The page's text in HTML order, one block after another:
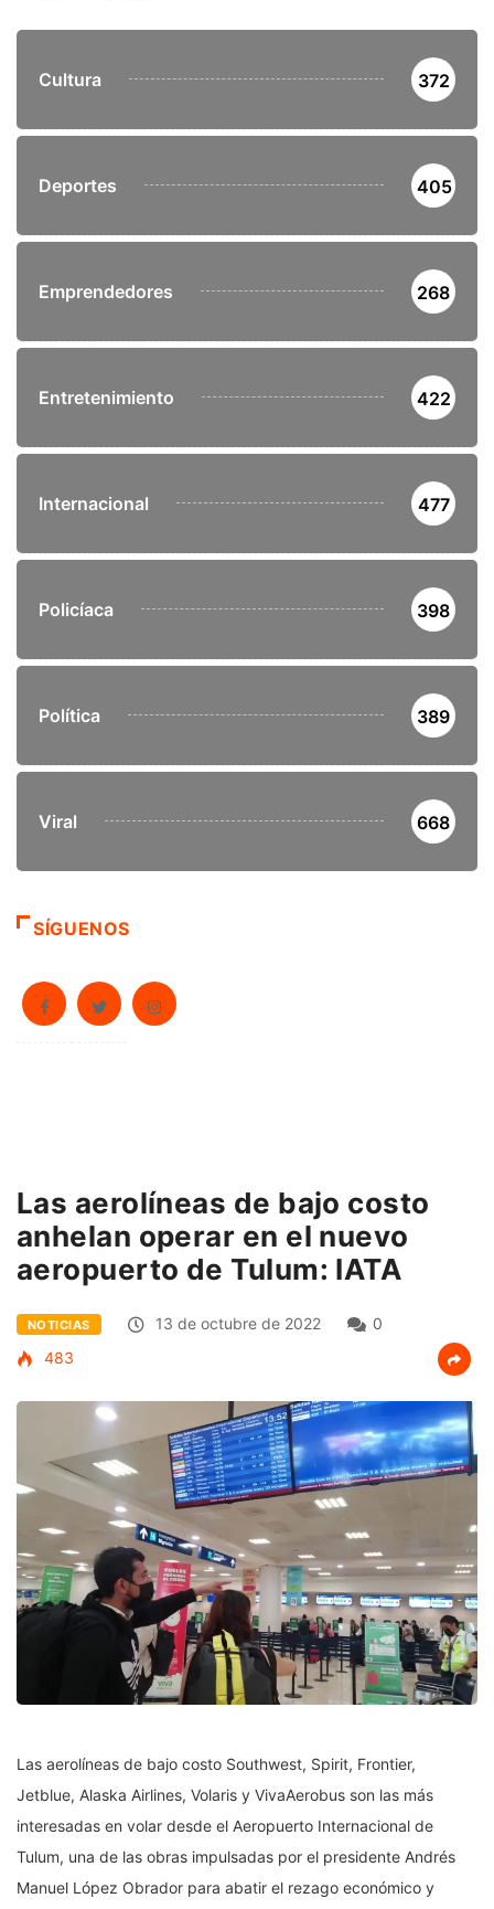
Cultura 372
Deportes 405
Emprendedores 268
Entretenimiento 422
Internacional 477
Policíaca 398
Política 389
Viral 668
SÍGUENOS
Las aerolíneas de bajo costo
anhelan operar en el nuevo
aeropuerto de Tulum: IATA
NOTICIAS 13 de octubre de 2022
0
483
Las aerolíneas de bajo costo Southwest, Spirit, Frontier,
Jetblue, Alaska Airlines, Volaris y VivaAerobus son las más
interesadas en volar desde el Aeropuerto Internacional de
Tulum, una de las obras impulsadas por el presidente Andrés
Manuel López Obrador para abatir el rezago económico y